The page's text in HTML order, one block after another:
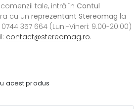
tale, intră în Contul
cu un reprezentant Stereomag la
357 664 (Luni-Vineri: 9.00-20.00)
contact@stereomag.ro.
acest produs